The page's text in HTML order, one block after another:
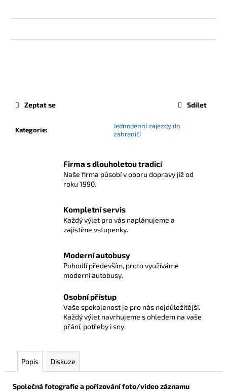
Kategorie:
Jednodenní zájezdy do
zahraničí
Zeptat se Sdílet
Firma s dlouholetou tradicí
Naše firma působí v oboru dopravy již od
roku 1990.
Kompletní servis
Každý výlet pro vás naplánujeme a
zajistíme vstupenky.
Moderní autobusy
Pohodlí především, proto využíváme
moderní autobusy.
Osobní přístup
Vaše spokojenost je pro nás nejdůležitější.
Každý výlet navrhujeme s ohledem na vaše
přání, potřeby i sny.
Popis Diskuze
Společná fotografie a pořizování foto/video záznamu